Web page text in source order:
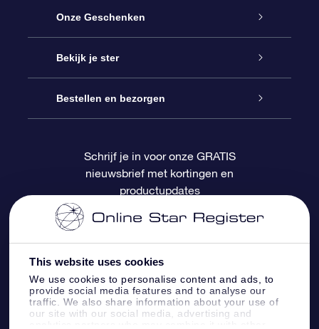
This website uses cookies
We use cookies to personalise content and ads, to
provide social media features and to analyse our
traffic. We also share information about your use of
our site with our social media, advertising and
Service
Contact
Blog
OSR Recensies
Onze Geschenken
Online Star Gift
OSR Cadeaupakket
OSR Cadeaukaart
Relatiegeschenken
Bekijk je ster
Sterrenregister
Gepersonaliseerde sterrenpagina
One Million Stars
OSR Starsaver
Fly me to the Stars App
Bestellen en bezorgen
Betalingsinformatie
Verzendinformatie
Retourbeleid
Constellaties
Schrijf je in voor onze GRATIS
nieuwsbrief met kortingen en
productupdates